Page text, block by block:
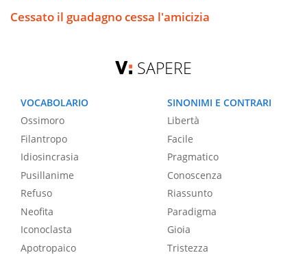
Cessato il guadagno cessa l'amicizia
SAPERE
VOCABOLARIO
Ossimoro
Filantropo
Idiosincrasia
Pusillanime
Refuso
Neofita
Iconoclasta
Apotropaico
SINONIMI E CONTRARI
Libertà
Facile
Pragmatico
Conoscenza
Riassunto
Paradigma
Gioia
Tristezza